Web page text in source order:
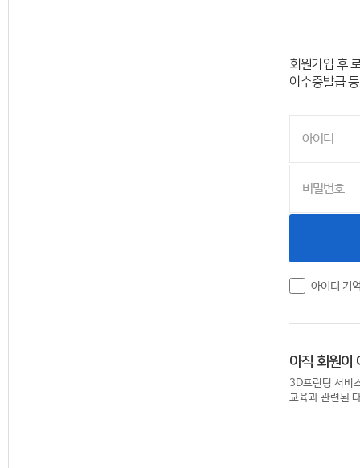
회원가입 후
이수증발급
아이디 기
아직 회원이
3D프린팅 서비
교육과 관련된